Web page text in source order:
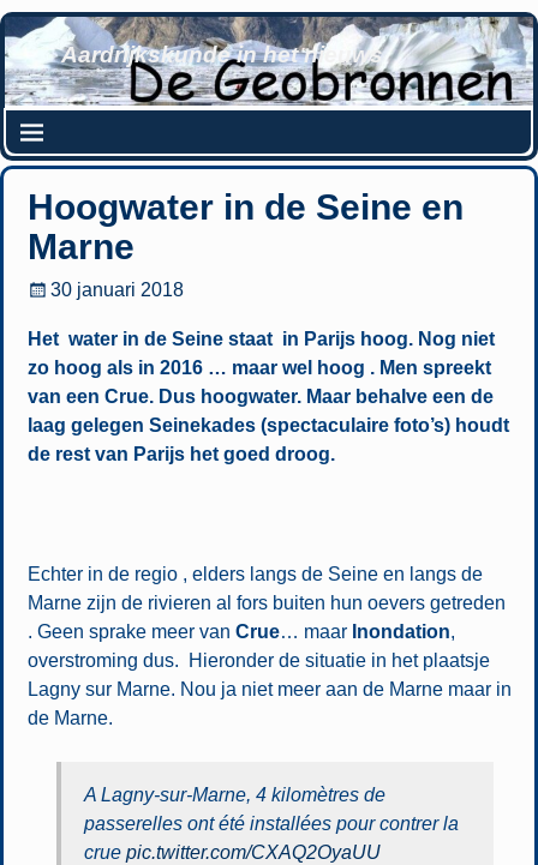
Aardrijkskunde in het nieuws
Hoogwater in de Seine en
Marne
30 januari 2018
Het water in de Seine staat in Parijs hoog. Nog niet
zo hoog als in 2016 … maar wel hoog . Men spreekt
van een Crue. Dus hoogwater. Maar behalve een de
laag gelegen Seinekades (spectaculaire foto’s) houdt
de rest van Parijs het goed droog.
Echter in de regio , elders langs de Seine en langs de
Marne zijn de rivieren al fors buiten hun oevers getreden
. Geen sprake meer van Crue… maarInondation,
overstroming dus. Hieronder de situatie in het plaatsje
Lagny sur Marne. Nou ja niet meer aan de Marne maar in
de Marne.
A Lagny-sur-Marne, 4 kilomètres de
passerelles ont été installées pour contrer la
crue pic.twitter.com/CXAQ2OyaUU